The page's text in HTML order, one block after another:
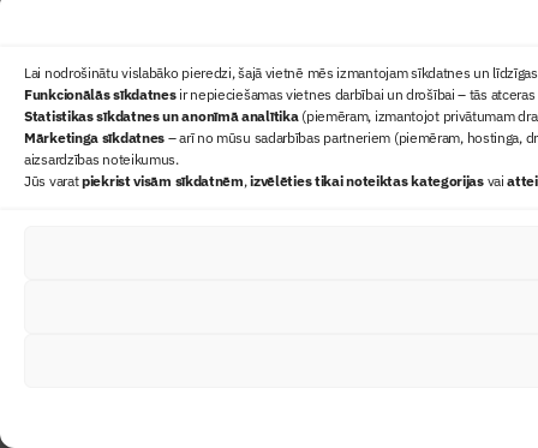
Lai nodrošinātu vislabāko pieredzi, šajā vietnē mēs izmantojam sīkdatnes un
Funkcionālās sīkdatnesir nepieciešamas vietnes darbībai un drošībai – tās
Statistikas sīkdatnes un anonīmā analītika(piemēram, izmantojot privātumam
Mārketinga sīkdatnes – arī no mūsu sadarbības partneriem (piemēram, hostinga,
aizsardzības noteikumus.
Jūs varatpiekrist visām sīkdatnēm,izvēlēties tikai noteiktas kategorijasvai